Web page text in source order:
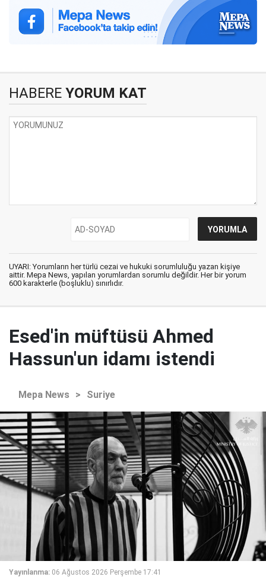
HABERE YORUM KAT
UYARI: Yorumların her türlü cezai ve hukuki sorumluluğu yazan kişiye
aittir. Mepa News, yapılan yorumlardan sorumlu değildir. Her bir yorum
600 karakterle (boşluklu) sınırlıdır.
Esed'in müftüsü Ahmed
Hassun'un idamı istendi
Mepa News > Suriye
Yayınlanma: 06 Ağustos 2026 Perşembe 17:41